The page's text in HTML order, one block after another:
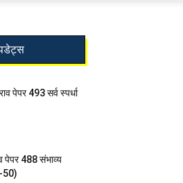
पेपर 493 सर्व स्पर्धा
पेपर 488 संभाव्य
50)